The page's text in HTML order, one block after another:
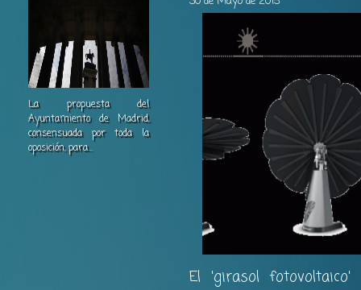
La propuesta del
Ayuntamiento de Madrid,
consensuada por toda la
oposición, para...
El 'girasol